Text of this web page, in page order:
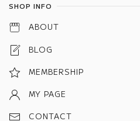
SHOP INFO
ABOUT
BLOG
MEMBERSHIP
MY PAGE
CONTACT